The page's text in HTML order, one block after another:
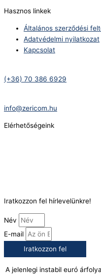
Hasznos linkek
Általános szerződési
Adatvédelmi nyilatkozat
Kapcsolat
(+36) 70 386 6929
info@zericom.hu
Elérhetőségeink
Iratkozzon fel hírlevelünkre!
Név
E-mail
Iratkozzon fel
A jelenlegi instabil euró